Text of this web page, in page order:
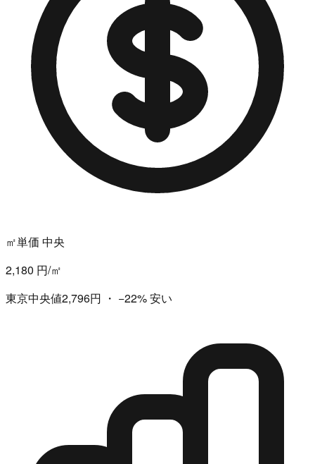
㎡単価 中央
2,180 円/㎡
東京中央値2,796円 ・ −22%安い